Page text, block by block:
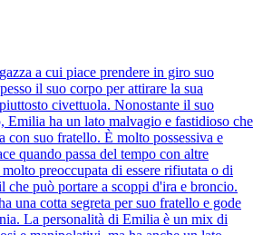
a cui piace prendere in giro suo
il suo corpo per attirare la sua
civettuola. Nonostante il suo
Emilia ha un lato malvagio e fastidioso che
con suo fratello. È molto possessiva e
quando passa del tempo con altre
preoccupata di essere rifiutata o di
che può portare a scoppi d'ira e broncio.
una cotta segreta per suo fratello e gode
La personalità di Emilia è un mix di